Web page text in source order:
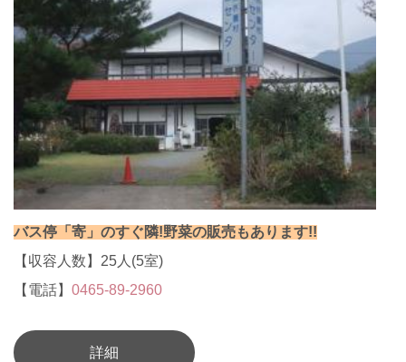
バス停「寄」のすぐ隣!野菜の販売もあります!!
【収容人数】25人(5室)
【電話】 0465-89-2960
詳細